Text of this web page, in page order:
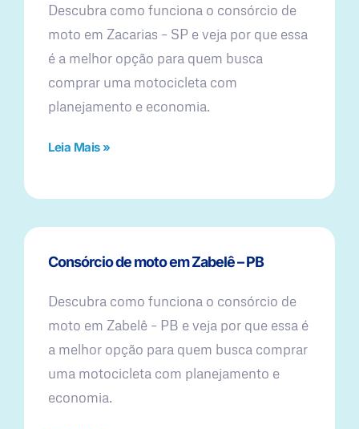
Descubra como funciona o consórcio de
moto em Zacarias – SP e veja por que essa
é a melhor opção para quem busca
comprar uma motocicleta com
planejamento e economia.
Leia Mais »
Consórcio de moto em Zabelê – PB
Descubra como funciona o consórcio de
moto em Zabelê – PB e veja por que essa é
a melhor opção para quem busca comprar
uma motocicleta com planejamento e
economia.